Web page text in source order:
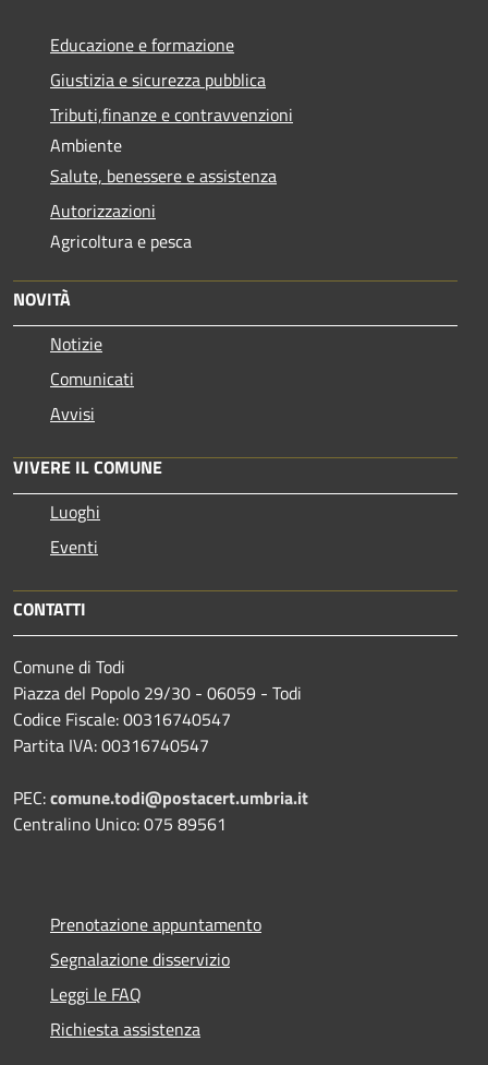
Educazione e formazione
Giustizia e sicurezza pubblica
Tributi,finanze e contravvenzioni
Ambiente
Salute, benessere e assistenza
Autorizzazioni
Agricoltura e pesca
NOVITÀ
Notizie
Comunicati
Avvisi
VIVERE IL COMUNE
Luoghi
Eventi
CONTATTI
Comune di Todi
Piazza del Popolo 29/30 - 06059 - Todi
Codice Fiscale: 00316740547
Partita IVA: 00316740547
PEC:comune.todi@postacert.umbria.it
Centralino Unico: 075 89561
Prenotazione appuntamento
Segnalazione disservizio
Leggi le FAQ
Richiesta assistenza